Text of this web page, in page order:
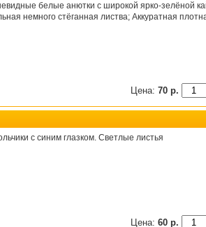
белые анютки с широкой ярко-зелёной
немного стёганная листва; Аккуратная
Цена: 70 р.
с синим глазком. Светлые листья
Цена: 60 р.